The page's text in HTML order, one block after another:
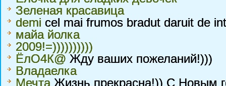
Зеленая красавица
demi cel mai frumos bradut daruit de
майа йолка
2009!=))))))))))
ЁлО4К@ Жду ваших пожеланий!)))
Владаелка
Мечта Жизнь прекрасна!)) С Новым